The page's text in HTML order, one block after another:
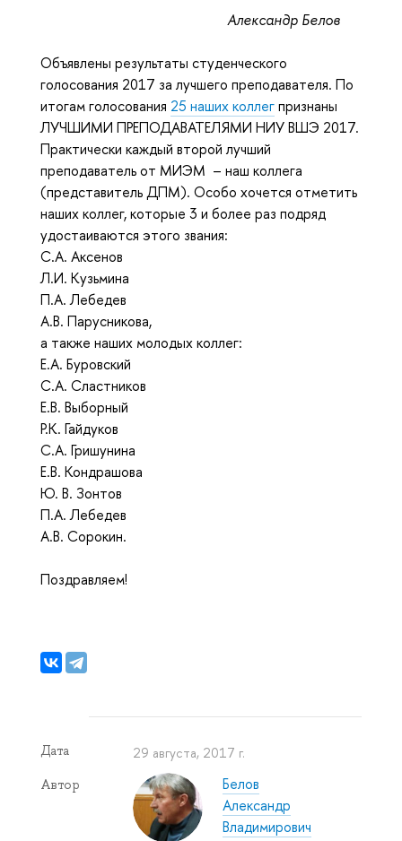
Александр Белов
Объявлены результаты студенческого
голосования 2017 за лучшего преподавателя. По
итогам голосования 25 наших коллегпризнаны
ЛУЧШИМИ ПРЕПОДАВАТЕЛЯМИ НИУ ВШЭ 2017.
Практически каждый второй лучший
преподаватель от МИЭМ – наш коллега
(представитель ДПМ). Особо хочется отметить
наших коллег, которые 3 и более раз подряд
удостаиваются этого звания:
С.А. Аксенов
Л.И. Кузьмина
П.А. Лебедев
А.В. Парусникова,
а также наших молодых коллег:
Е.А. Буровский
С.А. Сластников
Е.В. Выборный
Р.К. Гайдуков
С.А. Гришунина
Е.В. Кондрашова
Ю. В. Зонтов
П.А. Лебедев
А.В. Сорокин.
Поздравляем!
Дата 29 августа, 2017 г.
Автор
Белов
Александр
Владимирович